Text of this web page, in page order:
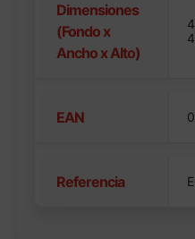
Dimensiones
(Fondo x
Ancho x Alto)
EAN
Referencia